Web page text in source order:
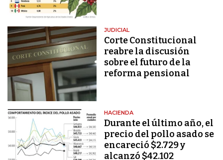
JUDICIAL
Corte Constitucional
reabre la discusión
sobre el futuro de la
reforma pensional
HACIENDA
Durante el último año, el
precio del pollo asado se
encareció $2.729 y
alcanzó $42.102